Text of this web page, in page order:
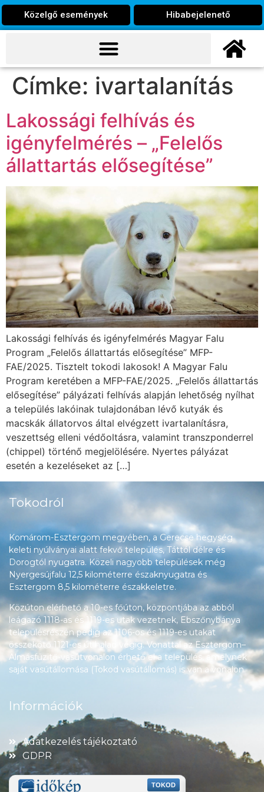
Közelgő események Hibabejelenető
Címke: ivartalanítás
Lakossági felhívás és
igényfelmérés – „Felelős
állattartás elősegítése”
Lakossági felhívás és igényfelmérés Magyar Falu
Program „Felelős állattartás elősegítése” MFP-
FAE/2025. Tisztelt tokodi lakosok! A Magyar Falu
Program keretében a MFP-FAE/2025. „Felelős állattartás
elősegítése” pályázati felhívás alapján lehetőség nyílhat
a település lakóinak tulajdonában lévő kutyák és
macskák állatorvos által elvégzett ivartalanításra,
veszettség elleni védőoltásra, valamint transzponderrel
(chippel) történő megjelölésére. Nyertes pályázat
esetén a kezeléseket az […]
Tokodról
Komárom-Esztergom megyében, a Gerecse hegység
keleti nyúlványai alatt fekvő település, Táttól délre és
Dorogtól nyugatra. Közeli nagyobb települések még
Nyergesújfalu 12,5 kilométerre északnyugatra és
Esztergom 8,5 kilométerre északkeletre.
Közúton elérhető a 10-es főúton, központjába az abból
leágazó 1118-as és 1119-es utak vezetnek, Ebszőnybánya
településrészén pedig az 1106-os és 1119-es utakat
összekötő 1121-es út halad végig. Vonattal az Esztergom–
Almásfüzitő-vasútvonalon érhető el a település, amelynek
saját vasútállomása (Tokod vasútállomás) is van a vonalon.
Információk
Adatkezelés tájékoztató
GDPR